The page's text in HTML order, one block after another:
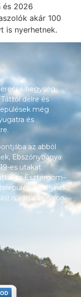
és 2026
akár 100
is nyerhetnek.
hegység
délre és
még
és
az abból
Ebszőnybánya
es utakat
az Esztergom–
amelynek
is van a vonalon.